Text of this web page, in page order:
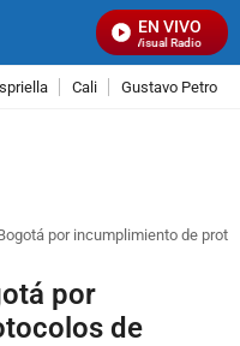
EN VIVO
Señal Visual Radio
Cali Gustavo Petro
por incumplimiento de
por
de